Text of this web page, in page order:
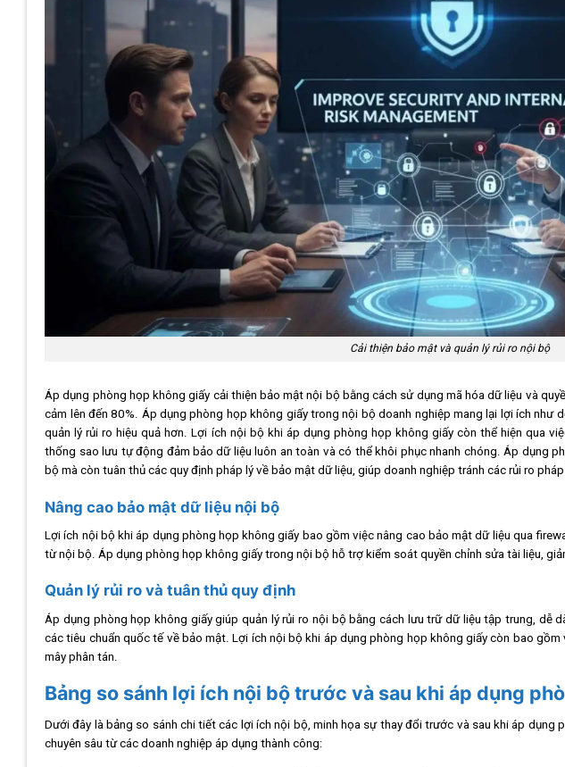
Cải thiện bảo mật và quản lý rủi ro nội bộ
Áp dụng phòng họp không giấy cải thiện bảo mật nội bộ bằng cách sử dụng mã hóa dữ liệu và
cảm lên đến 80%. Áp dụng phòng họp không giấy trong nội bộ doanh nghiệp mang lại lợi ích như
quản lý rủi ro hiệu quả hơn. Lợi ích nội bộ khi áp dụng phòng họp không giấy còn thể hiện qua
thống sao lưu tự động đảm bảo dữ liệu luôn an toàn và có thể khôi phục nhanh chóng. Áp dụng
bộ mà còn tuân thủ các quy định pháp lý về bảo mật dữ liệu, giúp doanh nghiệp tránh các rủi ro
Nâng cao bảo mật dữ liệu nội bộ
Lợi ích nội bộ khi áp dụng phòng họp không giấy bao gồm việc nâng cao bảo mật dữ liệu qua
từ nội bộ. Áp dụng phòng họp không giấy trong nội bộ hỗ trợ kiểm soát quyền chỉnh sửa tài liệu,
Quản lý rủi ro và tuân thủ quy định
Áp dụng phòng họp không giấy giúp quản lý rủi ro nội bộ bằng cách lưu trữ dữ liệu tập trung, dễ
các tiêu chuẩn quốc tế về bảo mật. Lợi ích nội bộ khi áp dụng phòng họp không giấy còn bao
mây phân tán.
Bảng so sánh lợi ích nội bộ trước và sau khi áp dụng
Dưới đây là bảng so sánh chi tiết các lợi ích nội bộ, minh họa sự thay đổi trước và sau khi áp dụng
chuyên sâu từ các doanh nghiệp áp dụng thành công: